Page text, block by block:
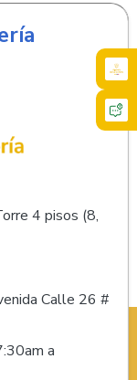
4 pisos (8,
Calle 26 #
a